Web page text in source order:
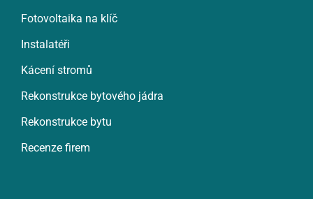
Fotovoltaika na klíč
Instalatéři
Kácení stromů
Rekonstrukce bytového jádra
Rekonstrukce bytu
Recenze firem